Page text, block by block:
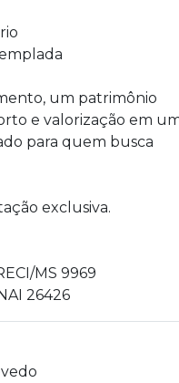
um patrimônio
e valorização em
para quem busca
exclusiva.
MS 9969
26426